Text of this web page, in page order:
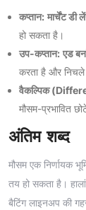
कप्तान: मार्चेंट डी
हो सकता है।
उप-कप्तान: एड
करता है और निचले
वैकल्पिक
मौसम-प्रभावित
अंतिम शब्द
मौसम एक निर्णायक
तय हो सकता है।
बैटिंग लाइनअप की